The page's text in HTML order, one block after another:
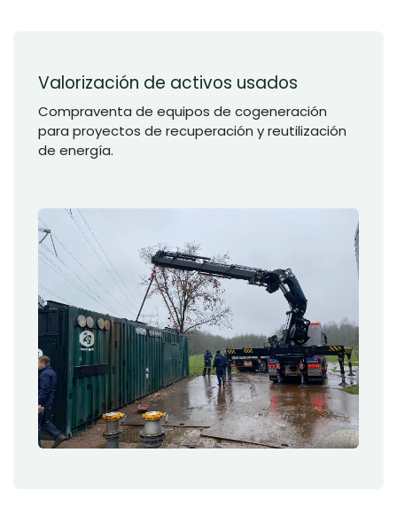
Valorización de activos usados
Compraventa de equipos de cogeneración
para proyectos de recuperación y reutilización
de energía.